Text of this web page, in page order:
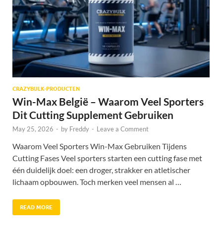
CRAZYBULK-PRODUCTEN
Win-Max België – Waarom Veel Sporters
Dit Cutting Supplement Gebruiken
May 25, 2026 - by Freddy - Leave a Comment
Waarom Veel Sporters Win-Max Gebruiken Tijdens
Cutting Fases Veel sporters starten een cutting fase met
één duidelijk doel: een droger, strakker en atletischer
lichaam opbouwen. Toch merken veel mensen al …
READ MORE